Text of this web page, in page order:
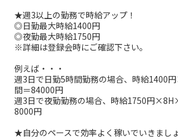
★週3以上の勤務で時給アップ！
◎日勤最大時給1400円
◎夜勤最大時給1750円
※詳細は登録会時にご確認下さい。
例えば・・・
週3日で日勤5時間勤務の場合、時給
間＝84000円
週3日で夜勤勤務の場合、時給1750円
8000円
★自分のペースで効率よく稼いでいきまし